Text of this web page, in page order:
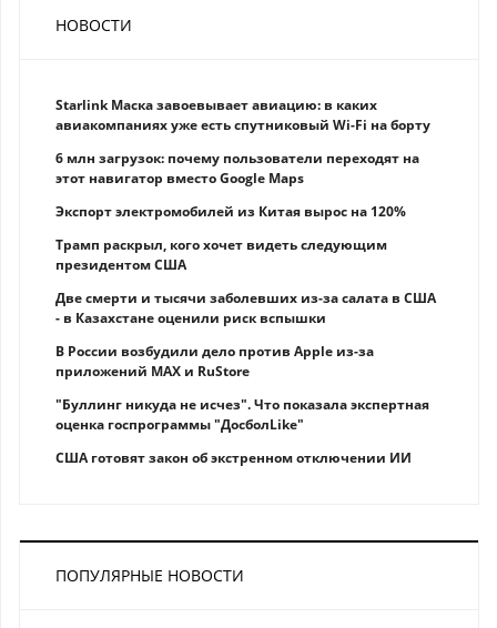
НОВОСТИ
Starlink Маска завоевывает авиацию: в каких
авиакомпаниях уже есть спутниковый Wi-Fi на борту
6 млн загрузок: почему пользователи переходят на
этот навигатор вместо Google Maps
Экспорт электромобилей из Китая вырос на 120%
Трамп раскрыл, кого хочет видеть следующим
президентом США
Две смерти и тысячи заболевших из-за салата в США
- в Казахстане оценили риск вспышки
В России возбудили дело против Apple из-за
приложений MAX и RuStore
"Буллинг никуда не исчез". Что показала экспертная
оценка госпрограммы "ДосболLike"
США готовят закон об экстренном отключении ИИ
ПОПУЛЯРНЫЕ НОВОСТИ